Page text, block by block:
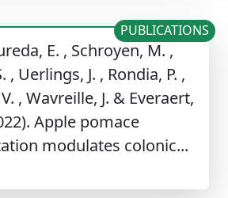
E. , Schroyen, M. ,
, Uerlings, J. , Rondia, P. ,
, Wavreille, J. & Everaert,
Apple pomace
modulates colonic...
PUBLICATIONS